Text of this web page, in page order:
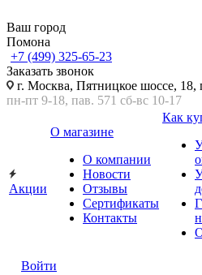
Ваш город
Помона
+7 (499) 325-65-23
Заказать звонок
г. Москва, Пятницкое шоссе, 18,
пн-пт 9-18, пав. 571 сб-вс 10-17
Акции
О магазине
О компании
Новости
Отзывы
Сертификаты
Контакты
Как
Войти